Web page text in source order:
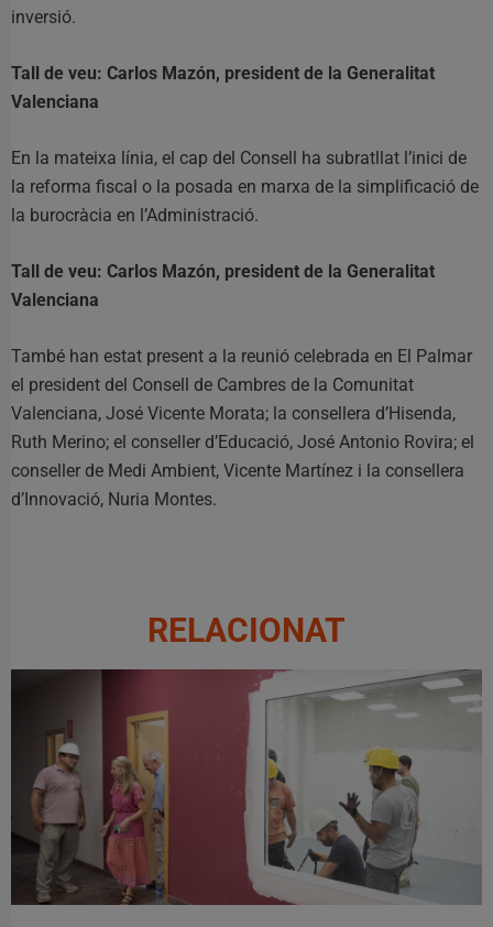
inversió.
Tall de veu: Carlos Mazón, president de la Generalitat
Valenciana
En la mateixa línia, el cap del Consell ha subratllat l’inici de
la reforma fiscal o la posada en marxa de la simplificació de
la burocràcia en l’Administració.
Tall de veu: Carlos Mazón, president de la Generalitat
Valenciana
També han estat present a la reunió celebrada en El Palmar
el president del Consell de Cambres de la Comunitat
Valenciana, José Vicente Morata; la consellera d’Hisenda,
Ruth Merino; el conseller d’Educació, José Antonio Rovira; el
conseller de Medi Ambient, Vicente Martínez i la consellera
d’Innovació, Nuria Montes.
RELACIONAT